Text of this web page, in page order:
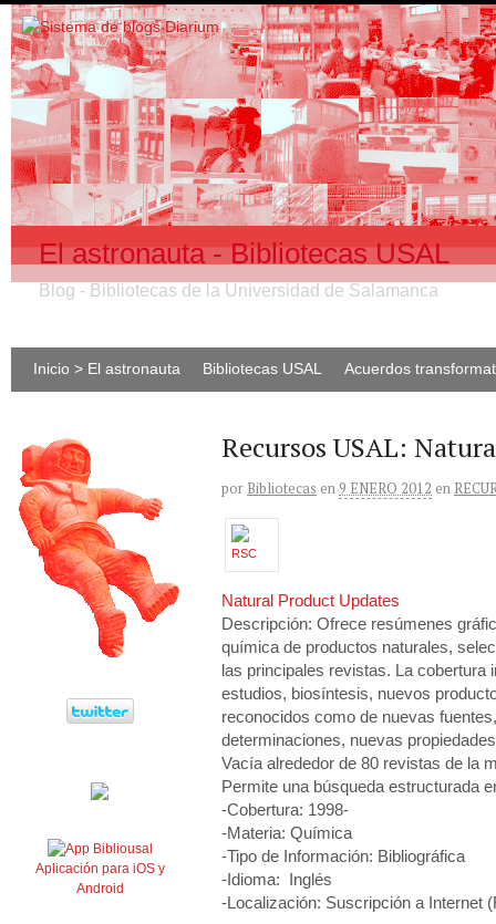
El astronauta - Bibliotecas USAL
Blog - Bibliotecas de la Universidad de Salamanca
Inicio > El astronauta Bibliotecas USAL Acuerdos
Recursos USAL:
por Bibliotecas en 9 ENERO 2012 en
Natural Product Updates
Descripción: Ofrece resúmenes
química de productos naturales,
las principales revistas. La cobertura
estudios, biosíntesis, nuevos
reconocidos como de nuevas
determinaciones, nuevas
Vacía alrededor de 80 revistas de la
Permite una búsqueda estructurada
-Cobertura: 1998-
-Materia: Química
-Tipo de Información: Bibliográfica
-Idioma: Inglés
-Localización: Suscripción a Internet
Aplicación para iOS y
Android